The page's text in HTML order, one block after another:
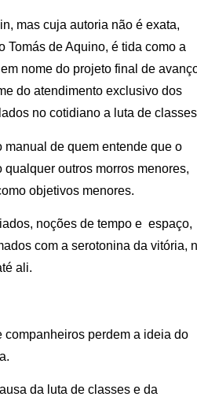
mas cuja autoria não é exata,
Tomás de Aquino, é tida como a
nome do projeto final de
do atendimento exclusivo dos
no cotidiano a luta de
manual de quem entende que o
outros morros menores,
objetivos menores.
noções de tempo e espaço,
com a serotonina da vitória,
ali.
perdem a ideia do
da luta de classes e da